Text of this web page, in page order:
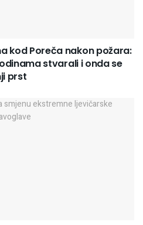
kod Poreča nakon požara:
stvarali i onda se
prst